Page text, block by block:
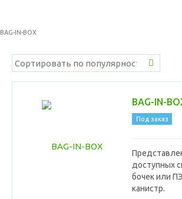
BAG-IN-BOX
BAG-IN-
Под заказ
доступных
бочек или
канистр.